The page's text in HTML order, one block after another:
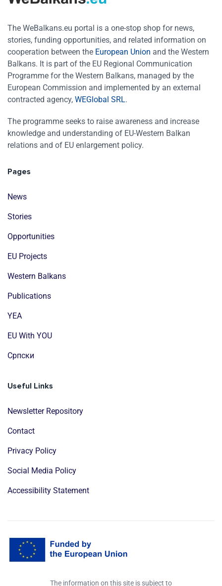
The WeBalkans.eu portal is a one-stop shop for news,
stories, funding opportunities, and related information on
cooperation between the European Union and the Western
Balkans. It is part of the EU Regional Communication
Programme for the Western Balkans, managed by the
European Commission and implemented by an external
contracted agency, WEGlobal SRL.
The programme seeks to raise awareness and increase
knowledge and understanding of EU-Western Balkan
relations and of EU enlargement policy.
Pages
News
Stories
Opportunities
EU Projects
Western Balkans
Publications
YEA
EU With YOU
Cрпски
Useful Links
Newsletter Repository
Contact
Privacy Policy
Social Media Policy
Accessibility Statement
The information on this site is subject to